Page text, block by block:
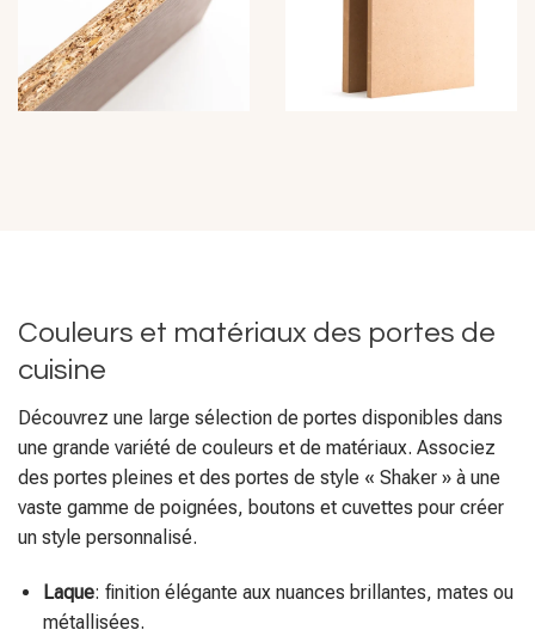
Couleurs et matériaux des portes de
cuisine
Découvrez une large sélection de portes disponibles dans
une grande variété de couleurs et de matériaux. Associez
des portes pleines et des portes de style « Shaker » à une
vaste gamme de poignées, boutons et cuvettes pour créer
un style personnalisé.
Laque: finition élégante aux nuances brillantes, mates ou
métallisées.